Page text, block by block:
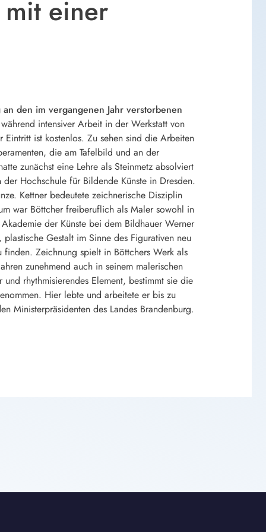
mit einer
den im vergangenen Jahr verstorbenen
intensiver Arbeit in der Werkstatt von
ist kostenlos. Zu sehen sind die Arbeiten
die am Tafelbild und an der
zunächst eine Lehre als Steinmetz absolviert
Hochschule für Bildende Künste in Dresden.
Kettner bedeutete zeichnerische Disziplin
war Böttcher freiberuflich als Maler sowohl in
der Künste bei dem Bildhauer Werner
Gestalt im Sinne des Figurativen neu
finden. Zeichnung spielt in Böttchers Werk als
zunehmend auch in seinem malerischen
rhythmisierendes Element, bestimmt sie die
Hier lebte und arbeitete er bis zu
Ministerpräsidenten des Landes Brandenburg.